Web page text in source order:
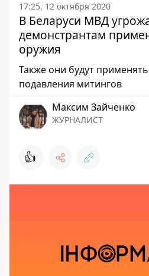
17:25, 12 октября 2020
В Беларуси МВД
демонстрантам
оружия
Также они будут
подавления митингов
Максим Зайченко
ЖУРНАЛИСТ
👍